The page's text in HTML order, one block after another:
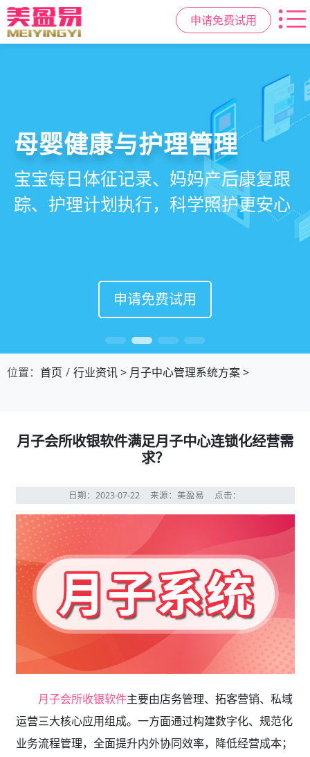
申请免费试用
智慧月子中心管理系统
一站式解决月子中心入住、护理、
餐饮、会员、财务、营销全流程管
理
申请免费试用
母婴健康与护理管理
宝宝每日体征记录、妈妈产后康复跟
踪、护理计划执行，科学照护更安心
申请免费试用
房态与预约管理
在线选房、预约入住、智能排房、资
源调度，提升入住率与客户满意度
申请免费试用
会员营销与智能锁客
会员积分、套餐定制、精准营销、客
户关怀，提升复购与转介绍
申请免费试用
位置： 首页 行业资讯> 月子中心管理系统方案>
月子会所收银软件满足月子中心连锁化经营需
求？
日期：2023-07-22 来源：美盈易 点击：
月子会所收银软件主要由店务管理、拓客营销、私域
运营三大核心应用组成。一方面通过构建数字化、规范化
业务流程管理，全面提升内外协同效率，降低经营成本；